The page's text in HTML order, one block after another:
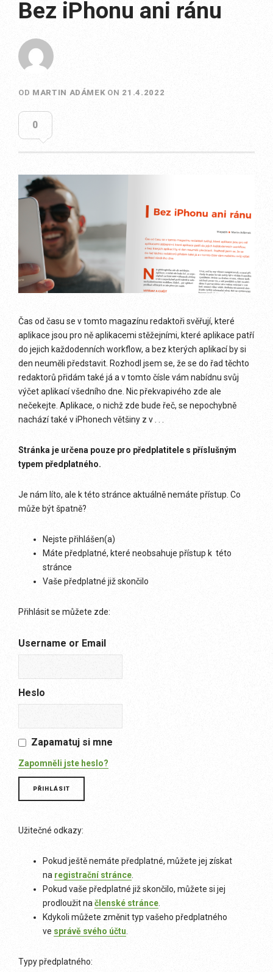
Bez iPhonu ani ránu
OD MARTIN ADÁMEK ON 21.4.2022
0
Čas od času se v tomto magazínu redaktoři svěřují, které
aplikace jsou pro ně aplikacemi stěžejními, které aplikace patří
do jejich každodenních workflow, a bez kterých aplikací by si
den neuměli představit. Rozhodl jsem se, že se do řad těchto
redaktorů přidám také já a v tomto čísle vám nabídnu svůj
výčet aplikací všedního dne. Nic překvapivého zde ale
nečekejte. Aplikace, o nichž zde bude řeč, se nepochybně
nachází také v iPhonech většiny z v . . .
Stránka je určena pouze pro předplatitele s příslušným
typem předplatného.
Je nám líto, ale k této stránce aktuálně nemáte přístup. Co
může být špatně?
Nejste přihlášen(a)
Máte předplatné, které neobsahuje přístup k této
stránce
Vaše předplatné již skončilo
Přihlásit se můžete zde:
Username or Email
Heslo
Zapamatuj si mne
Zapomněli jste heslo?
Užitečné odkazy:
Pokud ještě nemáte předplatné, můžete jej získat
na registrační stránce
Pokud vaše předplatné již skončilo, můžete si jej
prodloužit na členské stránce
Kdykoli můžete změnit typ vašeho předplatného
ve správě svého účtu
Typy předplatného: